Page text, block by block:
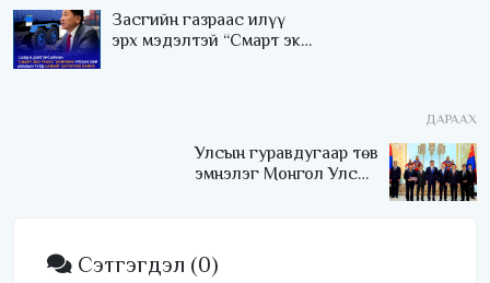
Засгийн газраас илүү
эрх мэдэлтэй “Смарт эко
ДАРААХ
Улсын гуравдугаар төв
эмнэлэг Монгол Улсын
Сэтгэгдэл (0)